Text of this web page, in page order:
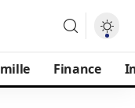
Finance